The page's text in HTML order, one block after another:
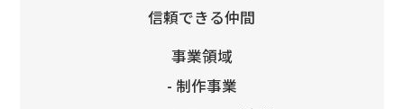
信頼できる仲間
事業領域
- 制作事業